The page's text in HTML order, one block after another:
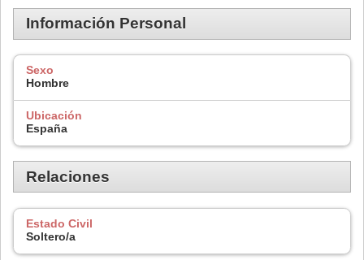
Información Personal
Sexo
Hombre
Ubicación
España
Relaciones
Estado Civil
Soltero/a